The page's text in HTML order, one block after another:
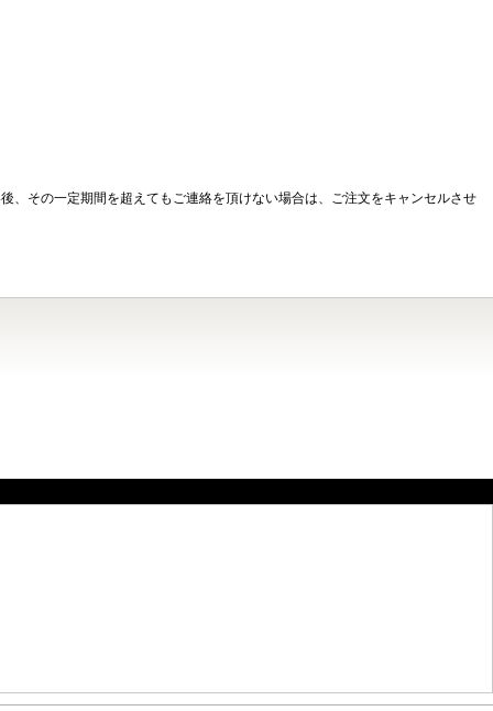
、その一定期間を超えてもご連絡を頂けない場合は、ご注文をキャンセルさせ